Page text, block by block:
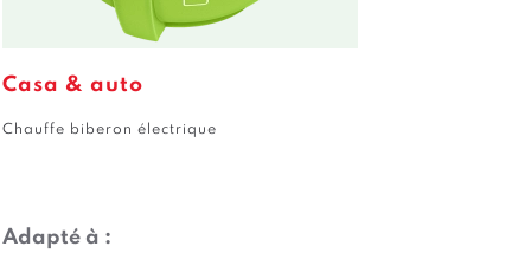
Casa & auto
Chauffe biberon électrique
Adapté à :